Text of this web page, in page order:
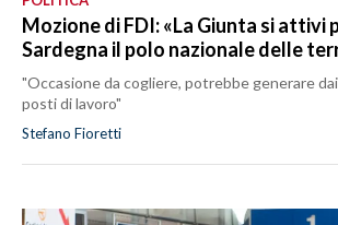
Mozione di FDI: «La Giunta si attivi
Sardegna il polo nazionale delle
"Occasione da cogliere, potrebbe generare dai
posti di lavoro"
Stefano Fioretti